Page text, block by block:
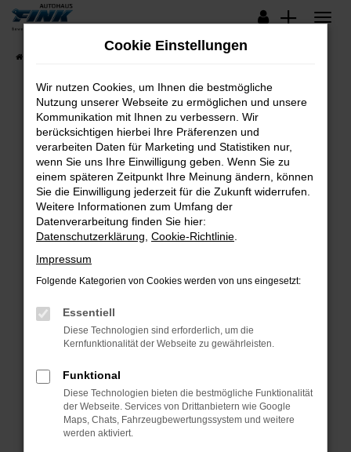
Zum
springen
Lagerfahrzeuge
Fehler: Network Error
Beim Laden ist ein Fehler aufgetreten.
Hier sind ein paar Tipps, die dir helfen können:
Überprüfe deine Firewall und deine
Internetverbindung.
Laden andere Webseiten, zum Beispiel deine
Suchmaschine?
Prüfe deine Browsererweiterungen.
können das Laden bestimmter Seiten
verhindern. Funktioniert die Seite in einem
anderen Browser oder in einem privaten
Starte dein Gerät neu.
Das kann manchmal helfen, vorübergehende
Probleme zu beheben.
Cookie Einstellungen
Wir nutzen Cookies, um Ihnen die bestmögliche
Nutzung unserer Webseite zu ermöglichen und unsere
Kommunikation mit Ihnen zu verbessern. Wir
berücksichtigen hierbei Ihre Präferenzen und
verarbeiten Daten für Marketing und Statistiken nur,
wenn Sie uns Ihre Einwilligung geben. Wenn Sie zu
einem späteren Zeitpunkt Ihre Meinung ändern, können
Sie die Einwilligung jederzeit für die Zukunft widerrufen.
Weitere Informationen zum Umfang der
Datenverarbeitung finden Sie hier:
Datenschutzerklärung Cookie-Richtlinie
Impressum
Folgende Kategorien von Cookies werden von uns eingesetzt:
Essentiell
Diese Technologien sind erforderlich, um die
Kernfunktionalität der Webseite zu gewährleisten.
Funktional
Diese Technologien bieten die bestmögliche Funktionalität
der Webseite. Services von Drittanbietern wie Google
Maps, Chats, Fahrzeugbewertungssystem und weitere
werden aktiviert.